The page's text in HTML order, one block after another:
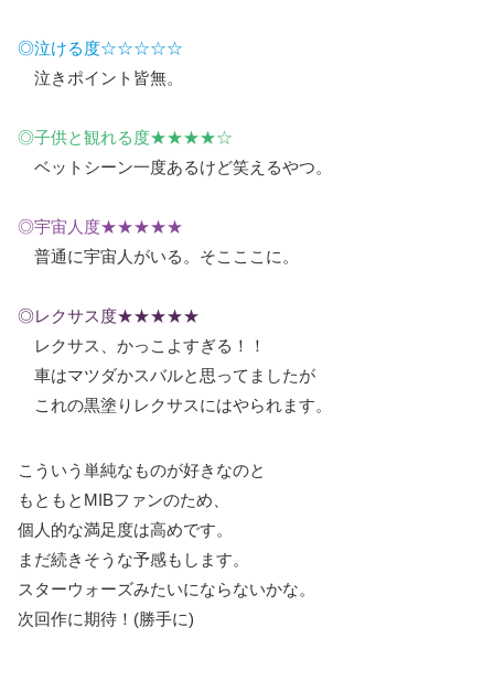
◎泣ける度☆☆☆☆☆
泣きポイント皆無。
◎子供と観れる度★★★★☆
ベットシーン一度あるけど笑えるやつ。
◎宇宙人度★★★★★
普通に宇宙人がいる。そこここに。
◎レクサス度★★★★★
レクサス、かっこよすぎる！！
車はマツダかスバルと思ってましたが
これの黒塗りレクサスにはやられます。
こういう単純なものが好きなのと
もともとMIBファンのため、
個人的な満足度は高めです。
まだ続きそうな予感もします。
スターウォーズみたいにならないかな。
次回作に期待！(勝手に)